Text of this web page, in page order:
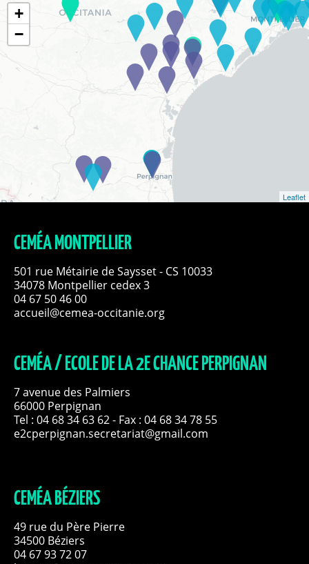
+
−
Leaflet
CEMÉA MONTPELLIER
501 rue Métairie de Saysset - CS 10033
34078 Montpellier cedex 3
04 67 50 46 00
accueil@cemea-occitanie.org
CEMÉA / ECOLE DE LA 2E CHANCE PERPIGNAN
7 avenue des Palmiers
66000 Perpignan
Tel : 04 68 34 63 62- Fax : 04 68 34 78 55
e2cperpignan.secretariat@gmail.com
CEMÉA BÉZIERS
49 rue du Père Pierre
34500 Béziers
04 67 93 72 07